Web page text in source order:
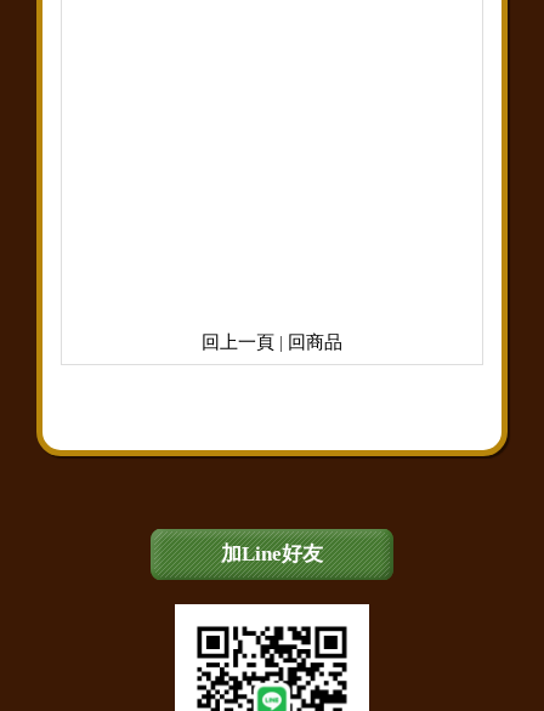
加Line好友
回上一頁 | 回商品